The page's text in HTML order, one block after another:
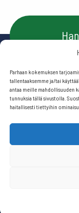
Parhaan kokemuksen
tallentaaksemme ja/tai
antaa meille mahdollisuuden
tunnuksia tällä sivustolla.
haitallisesti tiettyihin
©